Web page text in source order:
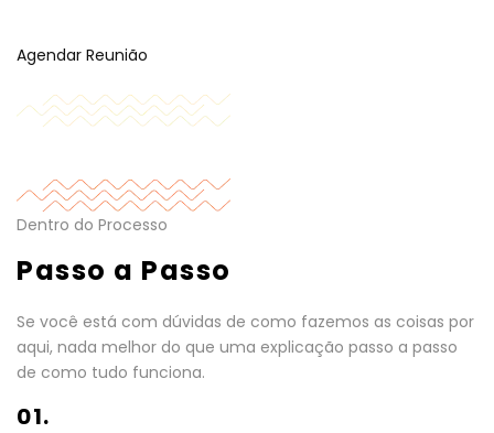
Agendar Reunião
Dentro do Processo
Passo a Passo
Se você está com dúvidas de como fazemos as coisas por
aqui, nada melhor do que uma explicação passo a passo
de como tudo funciona.
01.